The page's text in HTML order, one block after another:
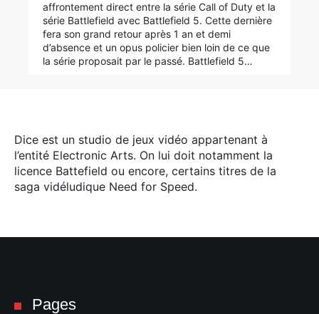
Dice est un studio de jeux vidéo appartenant à
l’entité Electronic Arts. On lui doit notamment la
licence Battefield ou encore, certains titres de la
saga vidéludique Need for Speed.
affrontement direct entre la série Call of Duty et la
série Battlefield avec Battlefield 5. Cette dernière
fera son grand retour après 1 an et demi
d’absence et un opus policier bien loin de ce que
la série proposait par le passé. Battlefield 5…
Pages